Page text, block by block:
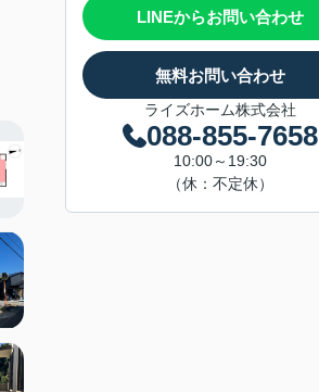
LINEからお問い合わせ
無料お問い合わせ
ライズホーム株式会社
088-855-7658
10:00～19:30
（休：不定休）